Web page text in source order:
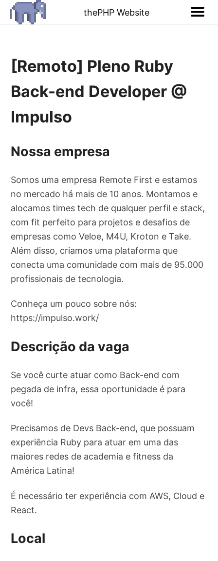
thePHP Website
[Remoto] Pleno Ruby
Back-end Developer @
Impulso
Nossa empresa
Somos uma empresa Remote First e estamos
no mercado há mais de 10 anos. Montamos e
alocamos times tech de qualquer perfil e stack,
com fit perfeito para projetos e desafios de
empresas como Veloe, M4U, Kroton e Take.
Além disso, criamos uma plataforma que
conecta uma comunidade com mais de 95.000
profissionais de tecnologia.
Conheça um pouco sobre nós:
https://impulso.work/
Descrição da vaga
Se você curte atuar como Back-end com
pegada de infra, essa oportunidade é para
você!
Precisamos de Devs Back-end, que possuam
experiência Ruby para atuar em uma das
maiores redes de academia e fitness da
América Latina!
É necessário ter experiência com AWS, Cloud e
React.
Local